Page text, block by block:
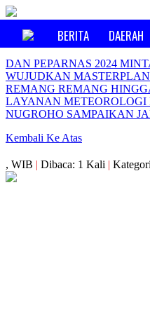
BERITA DAERAH
DAN PEPARNAS 2024
WUJUDKAN
REMANG REMANG
LAYANAN
NUGROHO SAMPAIKAN
Kembali Ke Atas
, WIB | Dibaca: 1 Kali |